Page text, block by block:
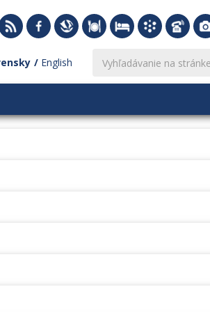
English